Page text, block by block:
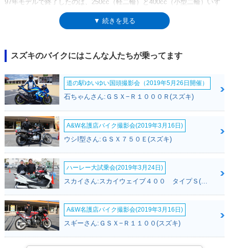
97年モデルで終了したのは、250cc（軽二輪）と400cc（小型二輪）いず
れに対しても、新しい排出ガス規制が始まることになっていたことが影響
していた。さて、バンディット250の登場は、1989年12月のこと。400に
キを組み合わせていた。砲弾型のメーターも特徴的。初期型はセパレート
ハンドルだったが、1990年にはバーハンドルを採用した。1991年5月に
は、ロケットカウルを装備したバンディット250LTDを派生モデルとして
生み出した。1995年にはフルモデルチェンジを受け、この際に、バンデ
ィット250Vが登場。97年2月には、ビキニカウルをハンドルマウントした
バンディット250VZが設定され、モデルライフに幕を下ろした。
▼ 続きを見る
スズキのバイクにはこんな人たちが乗ってます
道の駅ゆいゆい国頭撮影会（2019年5月26日開催）
石ちゃんさん:ＧＳＸ−Ｒ１０００Ｒ(スズキ)
A&W名護店バイク撮影会(2019年3月16日)
ウシI型さん:ＧＳＸ７５０Ｅ(スズキ)
ハーレー大試乗会(2019年3月24日)
A&W名護店バイク撮影会(2019年3月16日)
スギーさん:ＧＳＸ−Ｒ１１００(スズキ)